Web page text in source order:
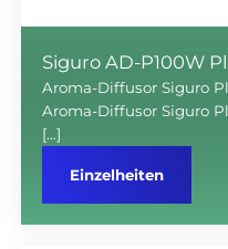
Siguro AD-P100W
Aroma-Diffusor Siguro
Aroma-Diffusor Siguro
[…]
Einzelheiten